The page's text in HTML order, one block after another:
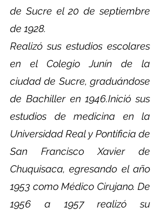
de Sucre el 20 de septiembre
de 1928.
Realizó sus estudios escolares
en el Colegio Junín de la
ciudad de Sucre, graduándose
de Bachiller en 1946.Inició sus
estudios de medicina en la
Universidad Real y Pontificia de
San Francisco Xavier de
Chuquisaca, egresando el año
1953 como Médico Cirujano. De
1956 a 1957 realizó su